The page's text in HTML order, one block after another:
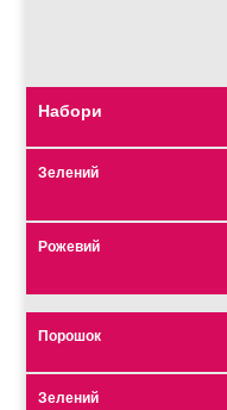
Зелений
Рожевий
Набори
Зелений
Порошок